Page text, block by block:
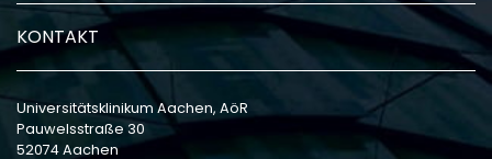
KONTAKT
Universitätsklinikum Aachen, AöR
Pauwelsstraße 30
52074 Aachen